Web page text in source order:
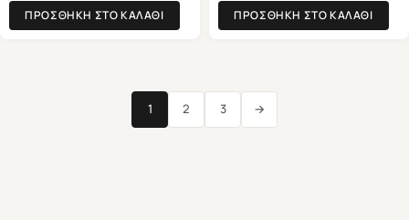
ΠΡΟΣΘΉΚΗ ΣΤΟ ΚΑΛΆΘΙ
ΠΡΟΣΘΉΚΗ ΣΤΟ ΚΑΛΆΘΙ
1 2 3 →